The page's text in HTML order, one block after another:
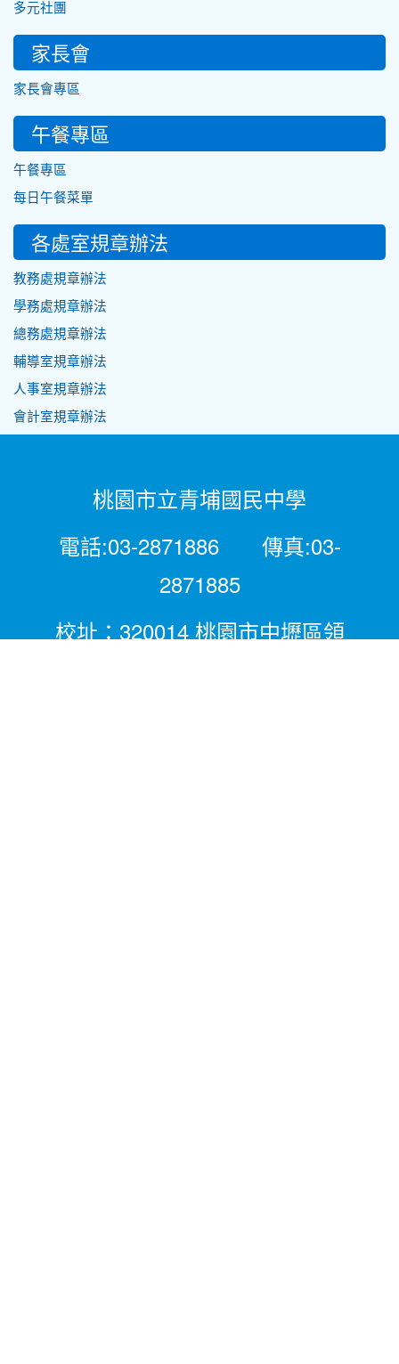
多元社團
家長會
家長會專區
午餐專區
午餐專區
每日午餐菜單
各處室規章辦法
教務處規章辦法
學務處規章辦法
總務處規章辦法
輔導室規章辦法
人事室規章辦法
會計室規章辦法
桃園市立青埔國民中學
電話:03-2871886 傳真:03-
2871885
校址：320014 桃園市中壢區領